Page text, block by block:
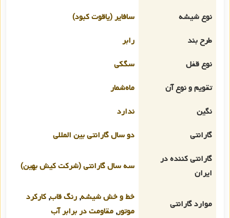
نوع شیشه
سافایر (یاقوت کبود)
طرح بند
رابر
نوع قفل
سگکی
تقویم و نوع آن
ماه‌شمار
نگین
ندارد
گارانتی
دو سال گارانتی بین المللی
گارانتی کننده در
ایران
سه سال گارانتی (شرکت کیش بهین)
موارد گارانتی
خط و خش شیشه, رنگ قاب, کارکرد
موتور, مقاومت در برابر آب